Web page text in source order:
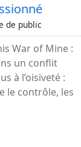
de public
War of Mine :
un conflit
à l’oisiveté :
le contrôle, les